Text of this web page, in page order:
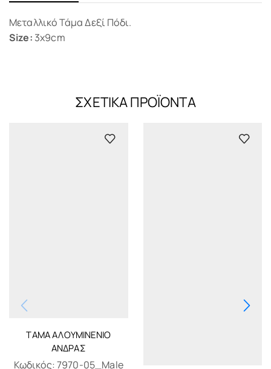
Μεταλλικό Τάμα Δεξί Πόδι.
Size: 3x9cm
ΣΧΕΤΙΚΆ ΠΡΟΪΌΝΤΑ
ΤΆΜΑ ΑΛΟΥΜΙΝΈΝΙΟ
ΆΝΔΡΑΣ
Κωδικός:7970-05_Male